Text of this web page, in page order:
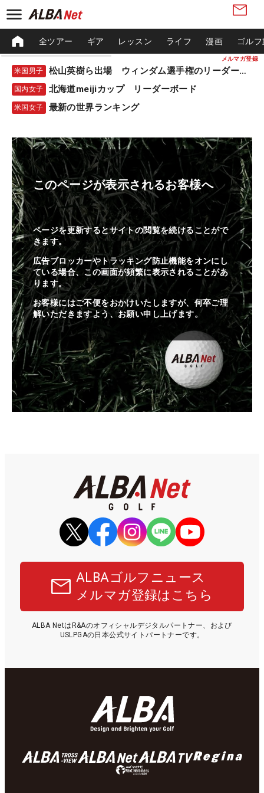
メルマガ登録
全ツアー ギア レッスン ライフ 漫画 ゴル
米国男子 松山英樹ら出場 ウィンダム選手権のリーダーボード
国内女子 北海道meijiカップ リーダーボード
米国女子 最新の世界ランキング
このページが表示されるお客様へ
ページを更新するとサイトの閲覧を続けることがで
きます。
広告ブロッカーやトラッキング防止機能をオンにし
ている場合、この画面が頻繁に表示されることがあ
ります。
お客様にはご不便をおかけいたしますが、何卒ご理
解いただきますよう、お願い申し上げます。
ALBAゴルフニュース
メルマガ登録はこちら
ALBA NetはR&Aのオフィシャルデジタルパートナー、および
USLPGAの日本公式サイトパートナーです。